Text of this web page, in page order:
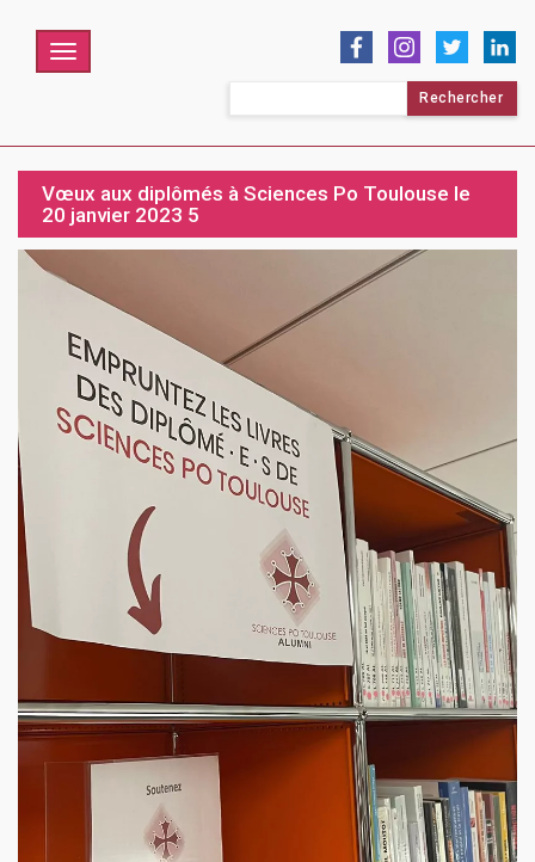
Menu
Vœux aux diplômés à Sciences Po Toulouse le
20 janvier 2023 5